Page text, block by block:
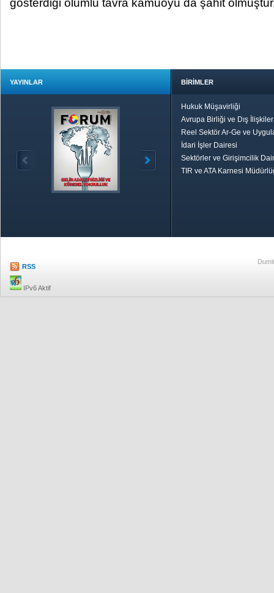
gösterdiği olumlu tavra kamuoyu da şahit
YAYINLAR BİRİMLER
Hukuk Müşavirliği
Avrupa Birliği ve Dış
Reel Sektör Ar-Ge ve
İdari İşler Dairesi
Sektörler ve Girişimcilik
TIR ve ATA Karnesi
RSS
IPv6 Aktif